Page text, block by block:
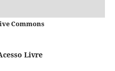
Commons
Livre